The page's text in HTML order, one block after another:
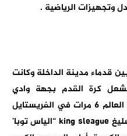
قدماء مدينة الداخلة وكانت
كرة القدم بجهة وادي
الذهب،الموعد عرف مشاركة بطل العالم 6 مرات في الفريستايل
ولاعب المنتخب الوطني للكينغ سليغ king sleague “الياس توبا’